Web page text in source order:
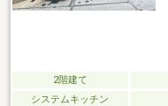
2階建て
システムキッチン